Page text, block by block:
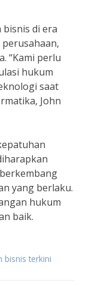
di era
“Kami perlu
hukum
saat
John
yang berlaku.
hukum
baik.
bisnis terkini